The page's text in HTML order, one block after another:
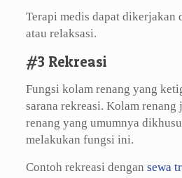
Terapi medis dapat dikerjakan
atau relaksasi.
#3 Rekreasi
Fungsi kolam renang yang
sarana rekreasi. Kolam
renang yang umumnya
melakukan fungsi ini.
Contoh rekreasi dengan sewa